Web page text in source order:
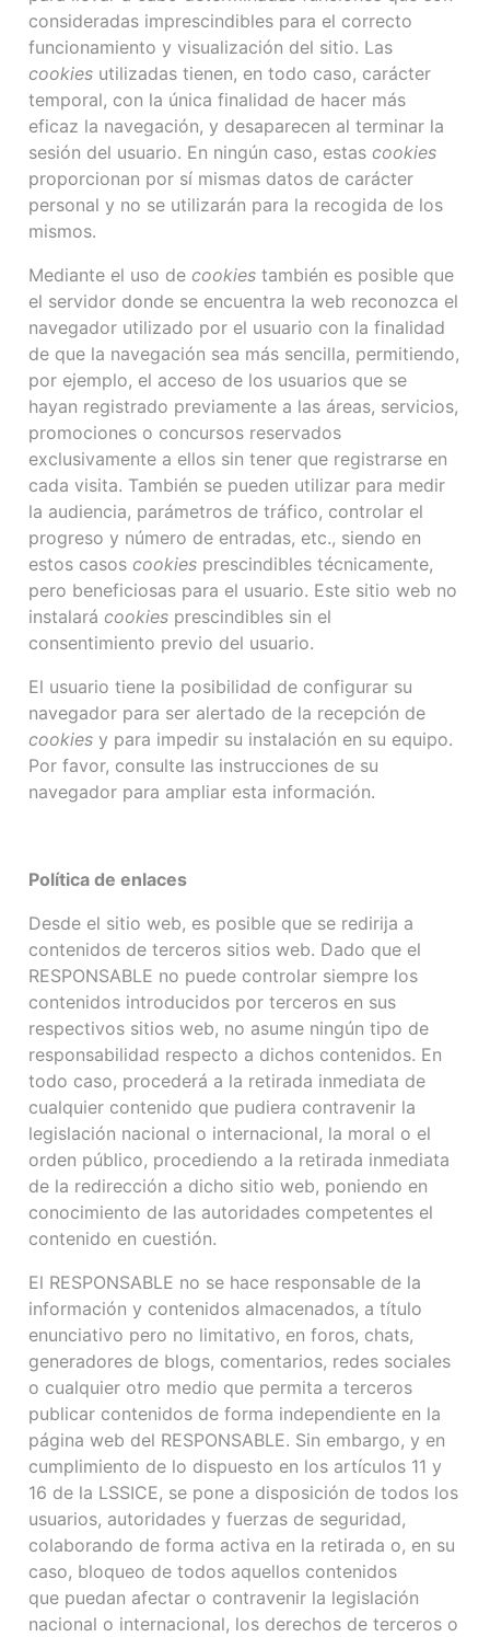
consideradas imprescindibles para el correcto
funcionamiento y visualización del sitio. Las
cookies utilizadas tienen, en todo caso, carácter
temporal, con la única finalidad de hacer más
eficaz la navegación, y desaparecen al terminar la
sesión del usuario. En ningún caso, estascookies
proporcionan por sí mismas datos de carácter
personal y no se utilizarán para la recogida de los
mismos.
Mediante el uso decookiestambién es posible que
el servidor donde se encuentra la web reconozca el
navegador utilizado por el usuario con la finalidad
de que la navegación sea más sencilla, permitiendo,
por ejemplo, el acceso de los usuarios que se
hayan registrado previamente a las áreas, servicios,
promociones o concursos reservados
exclusivamente a ellos sin tener que registrarse en
cada visita. También se pueden utilizar para medir
la audiencia, parámetros de tráfico, controlar el
progreso y número de entradas, etc., siendo en
estos casoscookies prescindibles técnicamente,
pero beneficiosas para el usuario. Este sitio web no
instalarácookies prescindibles sin el
consentimiento previo del usuario.
El usuario tiene la posibilidad de configurar su
navegador para ser alertado de la recepción de
cookiesy para impedir su instalación en su equipo.
Por favor, consulte las instrucciones de su
navegador para ampliar esta información.
Política de enlaces
Desde el sitio web, es posible que se redirija a
contenidos de terceros sitios web. Dado que el
RESPONSABLE no puede controlar siempre los
contenidos introducidos por terceros en sus
respectivos sitios web, no asume ningún tipo de
responsabilidad respecto a dichos contenidos. En
todo caso, procederá a la retirada inmediata de
cualquier contenido que pudiera contravenir la
legislación nacional o internacional, la moral o el
orden público, procediendo a la retirada inmediata
de la redirección a dicho sitio web, poniendo en
conocimiento de las autoridades competentes el
contenido en cuestión.
El RESPONSABLE no se hace responsable de la
información y contenidos almacenados, a título
enunciativo pero no limitativo, en foros, chats,
generadores de blogs, comentarios, redes sociales
o cualquier otro medio que permita a terceros
publicar contenidos de forma independiente en la
página web del RESPONSABLE. Sin embargo, y en
cumplimiento de lo dispuesto en los artículos 11 y
16 de la LSSICE, se pone a disposición de todos los
usuarios, autoridades y fuerzas de seguridad,
colaborando de forma activa en la retirada o, en su
caso, bloqueo de todos aquellos contenidos
que puedan afectar o contravenir la legislación
nacional o internacional, los derechos de terceros o